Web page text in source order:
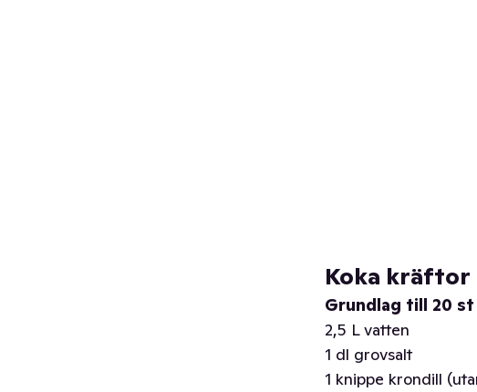
Koka kräftor
Grundlag till 20
2,5 L vatten
1 dl grovsalt
1 knippe krondill